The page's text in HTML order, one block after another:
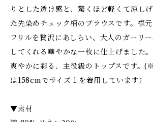
りとした透け感と、驚くほど軽くて涼し
た先染めチェック柄のブラウスです。襟
フリルを贅沢にあしらい、大人のガーリ
してくれる華やかな一枚に仕上げました
爽やかに彩る、主役級のトップスです。
は158cmでサイズ１を着用しています）
▼素材